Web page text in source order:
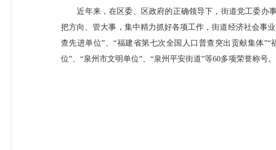
近年来，在区委、区政府的正确领导下，街道党工委办
把方向、管大事，集中精力抓好各项工作，街道经济社会事
查先进单位”、“福建省第七次全国人口普查突出贡献集体
位”、“泉州市文明单位”、“泉州平安街道”等60多项荣誉称号。